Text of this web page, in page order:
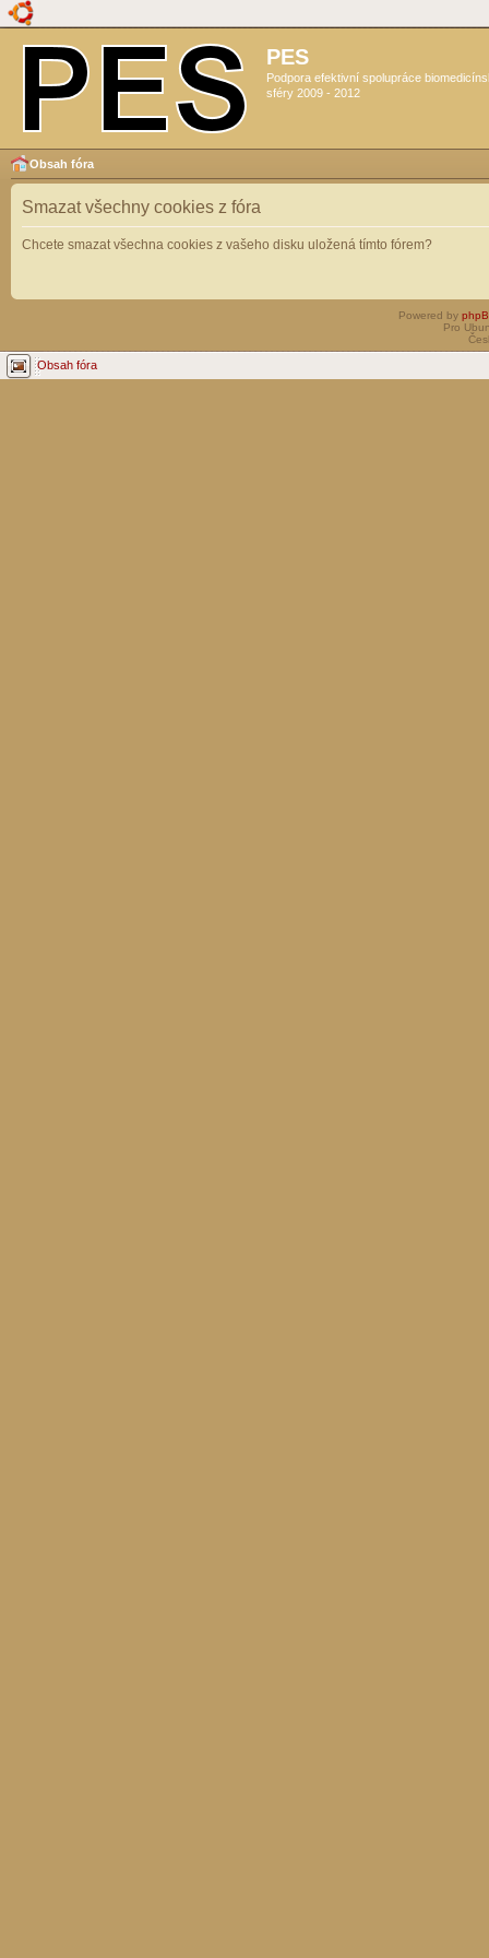
PES
Podpora efektivní spolupráce
sféry 2009 - 2012
Obsah fóra
Smazat všechny cookies z fóra
Chcete smazat všechna cookies z vašeho disku uložená tímto fórem?
Powered by
Pro
Obsah fóra